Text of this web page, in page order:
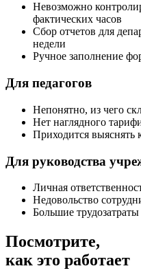
Невозможно
фактических часов
Сбор отчетов для
недели
Ручное заполнение
Для педагогов
Непонятно, из чего
Нет наглядного
Приходится выяснять
Для руководства
Личная
Недовольство
Большие
Посмотрите,
как это работает